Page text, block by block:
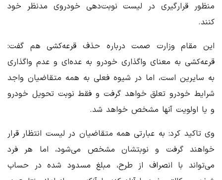
منظور قرارگیری در لیست نوبت‌دهی خودروی مدنظر خود
کنند.
این مقام وزارت صمت درباره حذف قرعه‌کشی هم گفت:
قرعه‌کشی به معنای واگذاری خودرو به عده‌ای و عدم واگذاری
به سایرین است، اما در شیوه فعلی به همه متقاضیان واجد
شرایط خودرو تعلق خواهد گرفت و فقط نوبت تحویل خودرو
و یا اولویت آنها مشخص خواهد شد.
وی تاکید کرد: به عبارتی همه متقاضیان در لیست انتظار قرار
خواهند گرفت و نوبتشان مشخص می‌شود، اما هر فرد
می‌تواند با انصراف از طرح، مبلغ مسدود شده در حساب